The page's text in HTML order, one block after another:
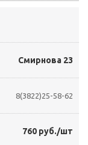
Смирнова 23
8(3822)25-58-62
760 руб./шт